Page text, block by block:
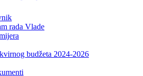
pitanja
rada Vlade